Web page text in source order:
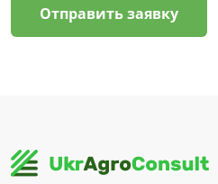
Отправить заявку